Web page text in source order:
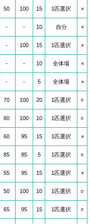
50 100 15 1匹選択 ×
- - 10 自分 ×
- 100 15 1匹選択 ×
- - 10 全体場 ×
- - 5 全体場 ×
70 100 20 1匹選択 ○
60 100 10 1匹選択 ○
60 95 15 1匹選択 ×
85 85 5 1匹選択 ○
55 95 15 1匹選択 ×
50 100 10 1匹選択 ○
65 95 15 1匹選択 ○